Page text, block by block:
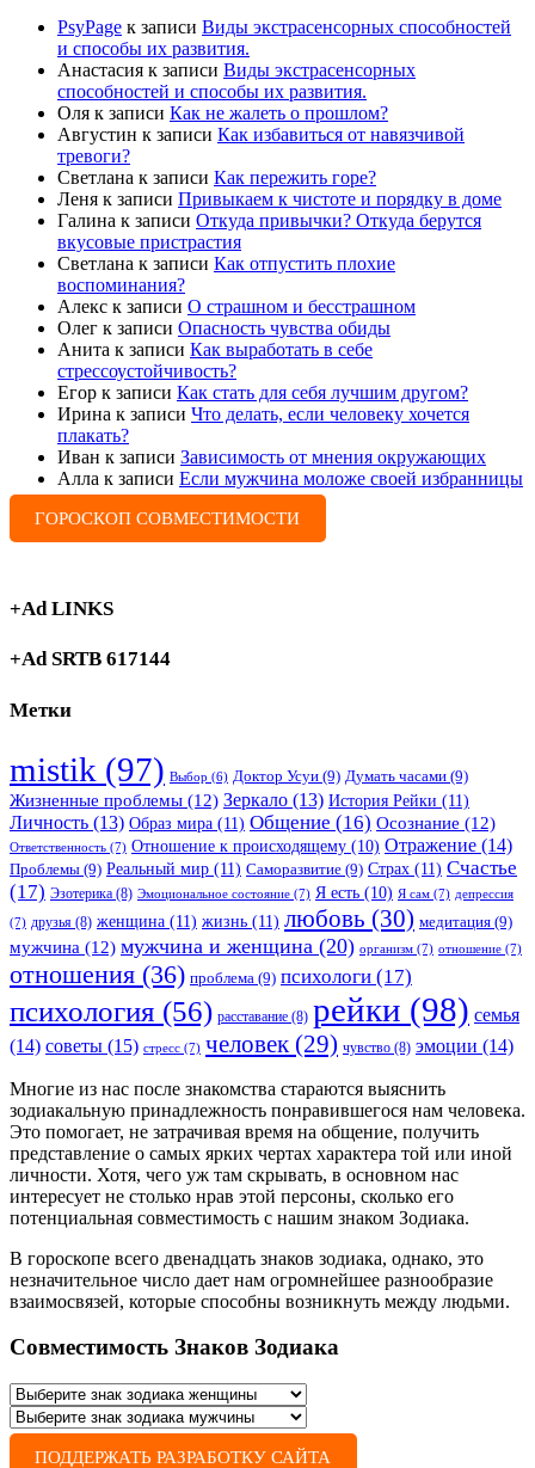
PsyPage к записи Виды экстрасенсорных способностей
и способы их развития.
Анастасия к записи Виды экстрасенсорных
способностей и способы их развития.
Оля к записи Как не жалеть о прошлом?
Августин к записи Как избавиться от навязчивой
тревоги?
Светлана к записи Как пережить горе?
Леня к записи Привыкаем к чистоте и порядку в доме
Галина к записи Откуда привычки? Откуда берутся
вкусовые пристрастия
Светлана к записи Как отпустить плохие
воспоминания?
Алекс к записи О страшном и бесстрашном
Олег к записи Опасность чувства обиды
Анита к записи Как выработать в себе
стрессоустойчивость?
Егор к записи Как стать для себя лучшим другом?
Ирина к записи Что делать, если человеку хочется
плакать?
Иван к записи Зависимость от мнения окружающих
Алла к записи Если мужчина моложе своей избранницы
ГОРОСКОП СОВМЕСТИМОСТИ
+Ad LINKS
+Ad SRTB 617144
Метки
mistik (97) Выбор (6) Доктор Усуи (9) Думать часами (9)
Жизненные проблемы (12) Зеркало (13) История Рейки (11)
Личность (13) Образ мира (11) Общение (16) Осознание (12)
Ответственность (7) Отношение к происходящему (10) Отражение (14)
Проблемы (9) Реальный мир (11) Саморазвитие (9) Страх (11) Счастье
(17) Эзотерика (8) Эмоциональное состояние (7) Я есть (10) Я сам (7) депрессия
(7) друзья (8) женщина (11) жизнь (11) любовь (30) медитация (9)
мужчина (12) мужчина и женщина (20) организм (7) отношение (7)
отношения (36) проблема (9) психологи (17)
психология (56) расставание (8) рейки (98) семья
(14) советы (15) стресс (7) человек (29) чувство (8) эмоции (14)
Многие из нас после знакомства стараются выяснить
зодиакальную принадлежность понравившегося нам человека.
Это помогает, не затрачивая время на общение, получить
представление о самых ярких чертах характера той или иной
личности. Хотя, чего уж там скрывать, в основном нас
интересует не столько нрав этой персоны, сколько его
потенциальная совместимость с нашим знаком Зодиака.
В гороскопе всего двенадцать знаков зодиака, однако, это
незначительное число дает нам огромнейшее разнообразие
взаимосвязей, которые способны возникнуть между людьми.
Совместимость Знаков Зодиака
ПОДДЕРЖАТЬ РАЗРАБОТКУ САЙТА